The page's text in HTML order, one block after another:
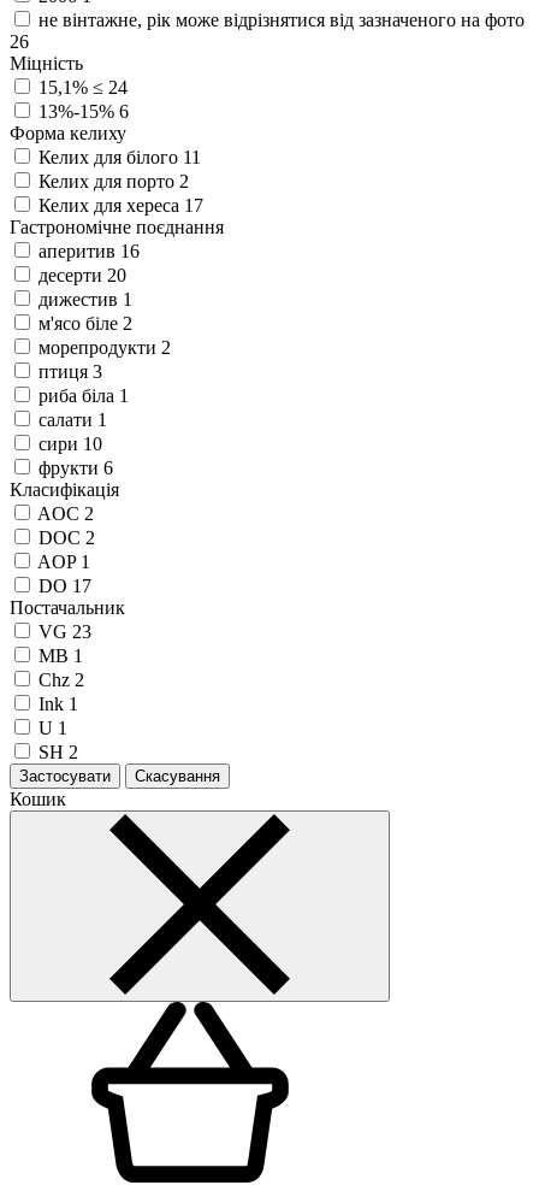
не вінтажне, рік може відрізнятися від зазначеного на фото
26
Міцність
15,1% ≤ 24
13%-15% 6
Форма келиху
Келих для білого 11
Келих для порто 2
Келих для хереса 17
Гастрономічне поєднання
аперитив 16
десерти 20
дижестив 1
м'ясо біле 2
морепродукти 2
птиця 3
риба біла 1
салати 1
сири 10
фрукти 6
Класифікація
AOC 2
DOC 2
AOP 1
DO 17
Постачальник
VG 23
MB 1
Chz 2
Ink 1
U 1
SH 2
Застосувати Скасування
Кошик